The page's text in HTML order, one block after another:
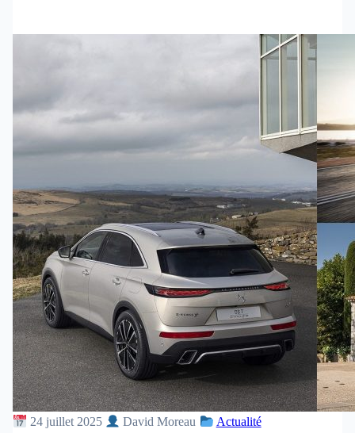
24 juillet 2025 David Moreau Actualité